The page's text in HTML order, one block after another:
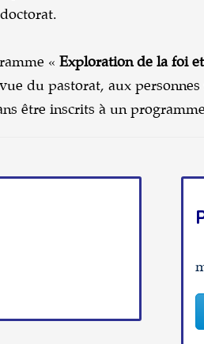
« Exploration de la foi
du pastorat, aux
être inscrits à un